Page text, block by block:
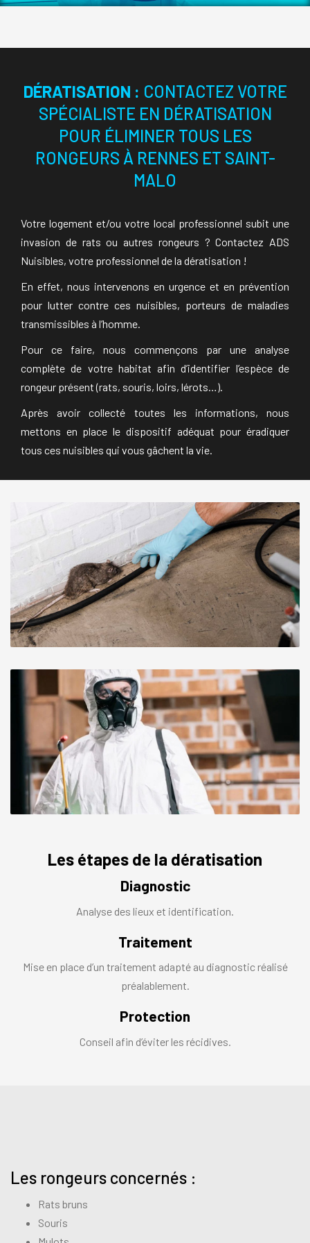
DÉRATISATION : CONTACTEZ VOTRE
SPÉCIALISTE EN DÉRATISATION
POUR ÉLIMINER TOUS LES
RONGEURS À RENNES ET SAINT-
MALO
Votre logement et/ou votre local professionnel subit une
invasion de rats ou autres rongeurs ? Contactez ADS
Nuisibles, votre professionnel de la dératisation !
En effet, nous intervenons en urgence et en prévention
pour lutter contre ces nuisibles, porteurs de maladies
transmissibles à l’homme.
Pour ce faire, nous commençons par une analyse
complète de votre habitat afin d’identifier l’espèce de
rongeur présent (rats, souris, loirs, lérots…).
Après avoir collecté toutes les informations, nous
mettons en place le dispositif adéquat pour éradiquer
tous ces nuisibles qui vous gâchent la vie.
Les étapes de la dératisation
Diagnostic
Analyse des lieux et identification.
Traitement
Mise en place d’un traitement adapté au diagnostic réalisé
préalablement.
Protection
Conseil afin d’éviter les récidives.
Les rongeurs concernés :
Rats bruns
Souris